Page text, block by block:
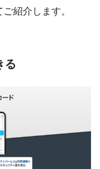
紹介します。
る